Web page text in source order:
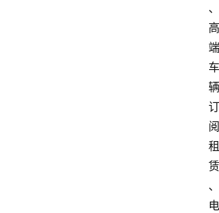
、
高
端
车
辆
订
阅
租
赁
、
电